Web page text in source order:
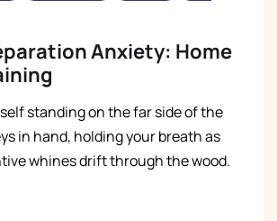
Anxiety: Home
standing on the far side of the
in hand, holding your breath as
whines drift through the wood.